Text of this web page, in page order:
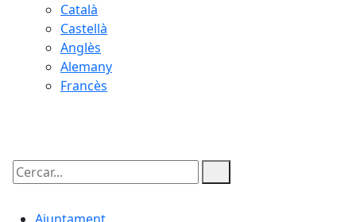
Català
Castellà
Anglès
Alemany
Francès
Cercar: